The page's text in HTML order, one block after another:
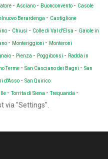
- Asciano - Buonconvento - Casole
Berardenga - Castiglione
- Chiusi - Colle di Val d'Elsa - Gaiole in
- Monteriggioni - Monteroni
- Pienza - Poggibonsi - Radda in
Terme - San Casciano dei Bagni - San
d'Asso - San Quirico
-Torrita di Siena -Trequanda -
via "Settings".